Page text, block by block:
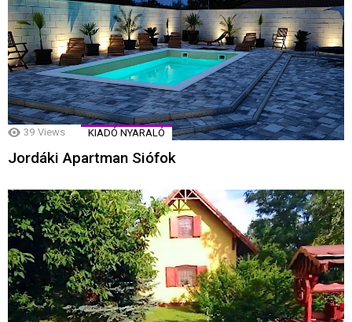
39 Views KIADÓ NYARALÓ
Jordáki Apartman Siófok